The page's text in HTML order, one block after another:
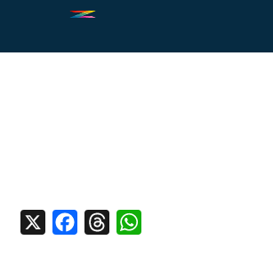
X FacebookThreadsWhatsApp